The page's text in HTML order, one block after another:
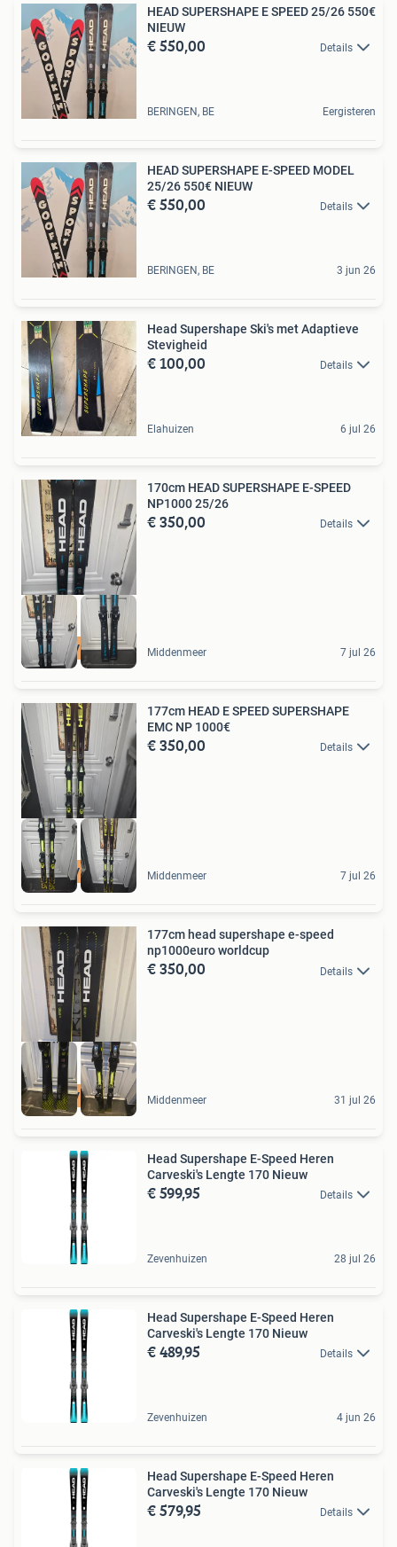
HEAD SUPERSHAPE E SPEED 25/26 550€
NIEUW
€ 550,00 Details
BERINGEN, BE Eergisteren
HEAD SUPERSHAPE E-SPEED MODEL
25/26 550€ NIEUW
€ 550,00 Details
BERINGEN, BE 3 jun 26
Head Supershape Ski's met Adaptieve
Stevigheid
€ 100,00 Details
Elahuizen 6 jul 26
5 STER VERKOPER
170cm HEAD SUPERSHAPE E-SPEED
NP1000 25/26
€ 350,00 Details
Middenmeer 7 jul 26
5 STER VERKOPER
177cm HEAD E SPEED SUPERSHAPE
EMC NP 1000€
€ 350,00 Details
Middenmeer 7 jul 26
5 STER VERKOPER
177cm head supershape e-speed
np1000euro worldcup
€ 350,00 Details
Middenmeer 31 jul 26
Head Supershape E-Speed Heren
Carveski's Lengte 170 Nieuw
€ 599,95 Details
Zevenhuizen 28 jul 26
Head Supershape E-Speed Heren
Carveski's Lengte 170 Nieuw
€ 489,95 Details
Zevenhuizen 4 jun 26
Head Supershape E-Speed Heren
Carveski's Lengte 170 Nieuw
€ 579,95 Details